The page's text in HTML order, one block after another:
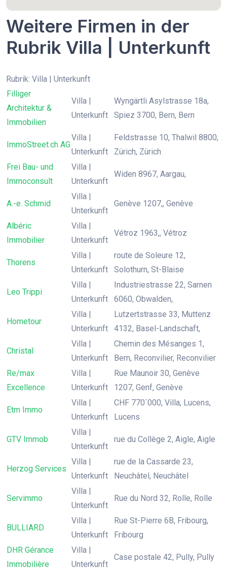
Weitere Firmen in der
Rubrik Villa | Unterkunft
Rubrik: Villa | Unterkunft
Filliger
Architektur &
Immobilien
Villa |
Unterkunft
Wyngärtli Asylstrasse 18a,
Spiez 3700, Bern, Bern
ImmoStreet.ch AG
Villa |
Unterkunft
Feldstrasse 10, Thalwil 8800,
Zürich, Zürich
Frei Bau- und
Immoconsult
Villa |
Unterkunft
Widen 8967, Aargau,
A.-e. Schmid
Villa |
Unterkunft
Genève 1207,, Genève
Albéric
Immobilier
Villa |
Unterkunft
Vétroz 1963,, Vétroz
Thorens
Villa |
Unterkunft
route de Soleure 12,
Solothurn, St-Blaise
Leo Trippi
Villa |
Unterkunft
Industriestrasse 22, Sarnen
6060, Obwalden,
Hometour
Villa |
Unterkunft
Lutzertstrasse 33, Muttenz
4132, Basel-Landschaft,
Christal
Villa |
Unterkunft
Chemin des Mésanges 1,
Bern, Reconvilier, Reconvilier
Re/max
Excellence
Villa |
Unterkunft
Rue Maunoir 30, Genève
1207, Genf, Genève
Etm Immo
Villa |
Unterkunft
CHF 770´000, Villa, Lucens,
Lucens
GTV Immob
Villa |
Unterkunft
rue du Collège 2, Aigle, Aigle
Herzog Services
Villa |
Unterkunft
rue de la Cassarde 23,
Neuchâtel, Neuchâtel
Servimmo
Villa |
Unterkunft
Rue du Nord 32, Rolle, Rolle
BULLIARD
Villa |
Unterkunft
Rue St-Pierre 6B, Fribourg,
Fribourg
DHR Gérance
Immobilière
Villa |
Unterkunft
Case postale 42, Pully, Pully